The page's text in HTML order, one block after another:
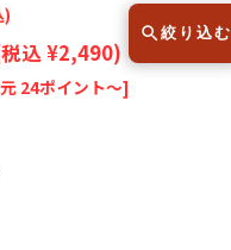
ド（7/29〜8/4）
)
込 ¥2,490)
24ポイント～]
絞り込む